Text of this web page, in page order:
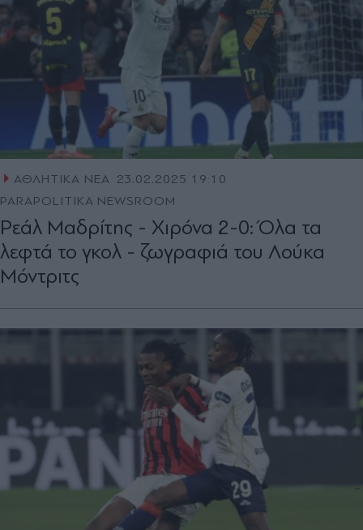
ΑΘΛΗΤΙΚΑ ΝΕΑ 23.02.2025 19:10
PARAPOLITIKA NEWSROOM
Ρεάλ Μαδρίτης - Χιρόνα 2-0: Όλα τα
λεφτά το γκολ - ζωγραφιά του Λούκα
Μόντριτς